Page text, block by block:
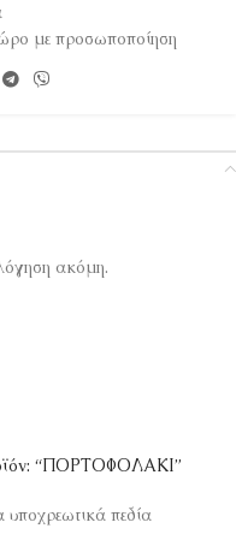
με προσωποποίηση
ακόμη.
“ΠΟΡΤΟΦΟΛΑΚΙ”
υποχρεωτικά πεδία